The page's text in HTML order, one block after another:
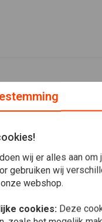
koplamp,
zijn naar een
Harley Davidsons,
wij er alles aan
gebruiken wij
webshop.
cookies: Deze